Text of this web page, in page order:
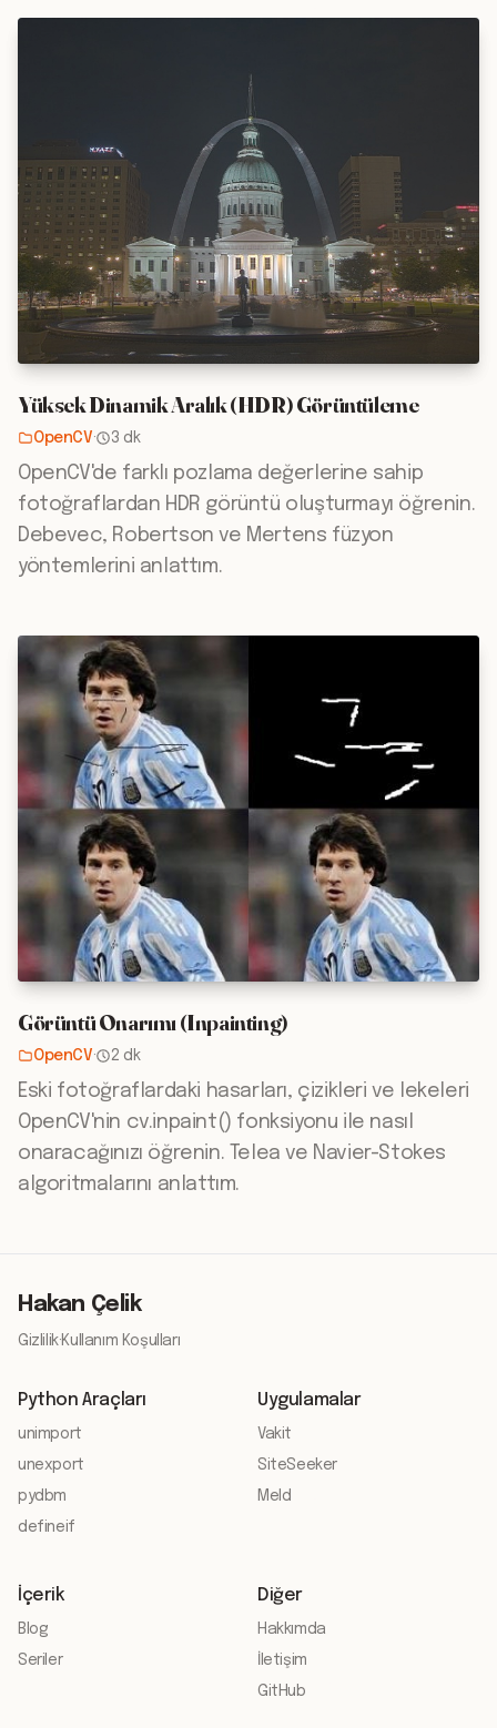
Yüksek Dinamik Aralık (HDR) Görüntüleme
OpenCV· 3 dk
OpenCV'de farklı pozlama değerlerine sahip
fotoğraflardan HDR görüntü oluşturmayı öğrenin.
Debevec, Robertson ve Mertens füzyon
yöntemlerini anlattım.
Görüntü Onarımı (Inpainting)
OpenCV· 2 dk
Eski fotoğraflardaki hasarları, çizikleri ve lekeleri
OpenCV'nin cv.inpaint() fonksiyonu ile nasıl
onaracağınızı öğrenin. Telea ve Navier-Stokes
algoritmalarını anlattım.
Hakan Çelik
Gizlilik·Kullanım Koşulları
Python Araçları
unimport
unexport
pydbm
defineif
Uygulamalar
Vakit
SiteSeeker
Meld
İçerik
Blog
Seriler
Diğer
Hakkımda
İletişim
GitHub